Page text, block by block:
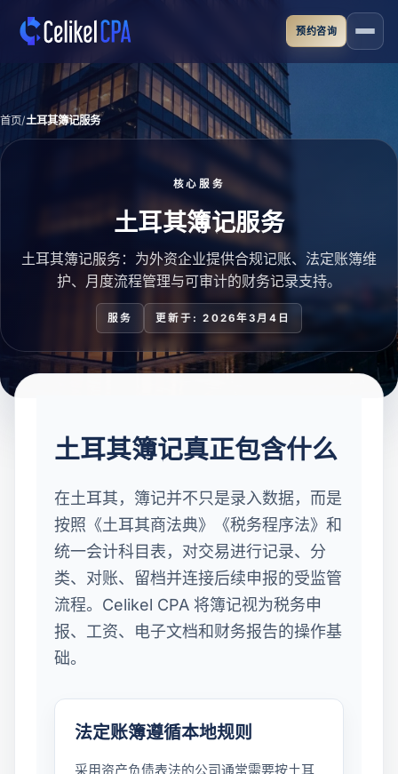
预约咨询
首页 土耳其簿记服务
核心服务
土耳其簿记服务
土耳其簿记服务：为外资企业提供合规记账、法定账簿维
护、月度流程管理与可审计的财务记录支持。
服务 更新于: 2026年3月4日
土耳其簿记真正包含什么
在土耳其，簿记并不只是录入数据，而是
按照《土耳其商法典》《税务程序法》和
统一会计科目表，对交易进行记录、分
类、对账、留档并连接后续申报的受监管
流程。Celikel CPA 将簿记视为税务申
报、工资、电子文档和财务报告的操作基
础。
法定账簿遵循本地规则
采用资产负债表法的公司通常需要按土耳